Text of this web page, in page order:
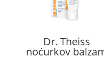
Dr. Theiss
noćurkov